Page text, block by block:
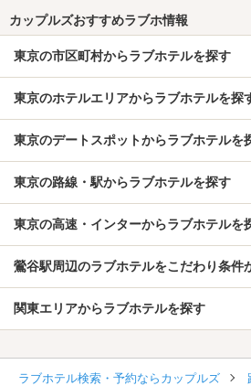
カップルズおすすめラブホ情報
東京の市区町村からラブホテルを探す
東京のホテルエリアからラブホテルを探
東京のデートスポットからラブホテルを
東京の路線・駅からラブホテルを探す
東京の高速・インターからラブホテルを
鶯谷駅周辺のラブホテルをこだわり条件
関東エリアからラブホテルを探す
ラブホテル検索・予約ならカップルズ